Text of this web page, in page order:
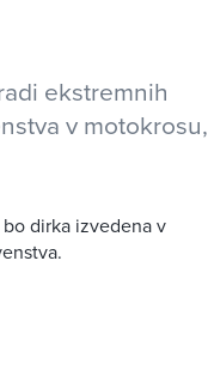
ekstremnih
v motokrosu,
dirka izvedena v